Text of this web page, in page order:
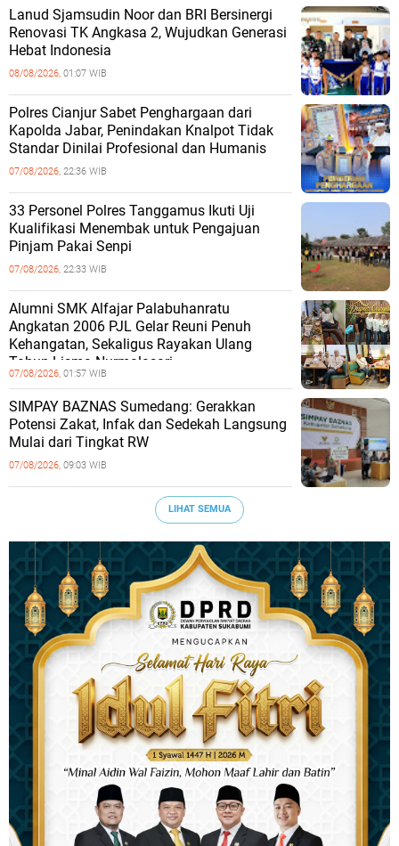
Lanud Sjamsudin Noor dan BRI Bersinergi
Renovasi TK Angkasa 2, Wujudkan Generasi
Hebat Indonesia
08/08/2026, 01:07 WIB
Polres Cianjur Sabet Penghargaan dari
Kapolda Jabar, Penindakan Knalpot Tidak
Standar Dinilai Profesional dan Humanis
07/08/2026, 22:36 WIB
33 Personel Polres Tanggamus Ikuti Uji
Kualifikasi Menembak untuk Pengajuan
Pinjam Pakai Senpi
07/08/2026, 22:33 WIB
Alumni SMK Alfajar Palabuhanratu
Angkatan 2006 PJL Gelar Reuni Penuh
Kehangatan, Sekaligus Rayakan Ulang
Tahun Lisma Nurmalasari
07/08/2026, 01:57 WIB
SIMPAY BAZNAS Sumedang: Gerakkan
Potensi Zakat, Infak dan Sedekah Langsung
Mulai dari Tingkat RW
07/08/2026, 09:03 WIB
LIHAT SEMUA